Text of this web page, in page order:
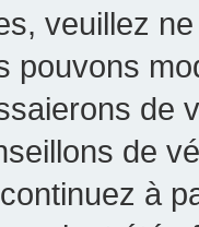
veuillez
pouvons
de
de
à